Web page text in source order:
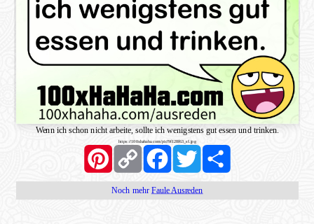
Wenn ich schon nicht arbeite, sollte ich wenigstens gut essen und trinken.
https://100xhahaha.com/pic!9f128f63_sf.jpg
PinterestCopy
Link
FacebookTwitter Share
Noch mehr Faule Ausreden